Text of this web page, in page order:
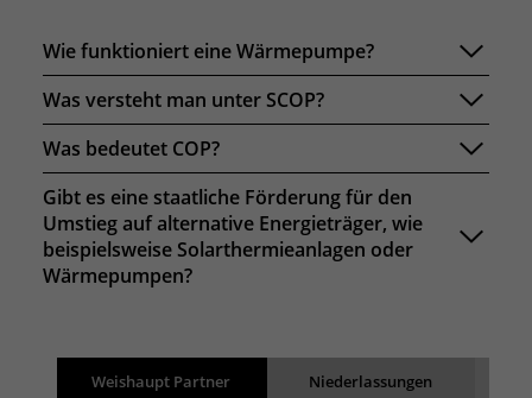
Wie funktioniert eine Wärmepumpe?
Was versteht man unter SCOP?
Was bedeutet COP?
Gibt es eine staatliche Förderung für den
Umstieg auf alternative Energieträger, wie
beispielsweise Solarthermieanlagen oder
Wärmepumpen?
Weishaupt Partner Niederlassungen
BackSuchergebnisse